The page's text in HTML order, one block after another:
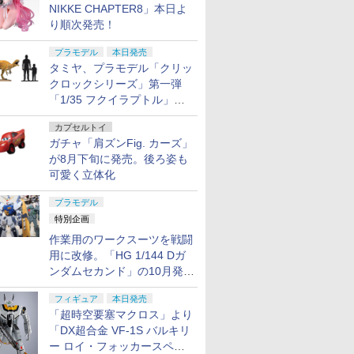
NIKKE CHAPTER8」本日よ
り順次発売！
プラモデル 本日発売
タミヤ、プラモデル「クリッ
クロックシリーズ」第一弾
「1/35 フクイラプトル」本
日発売！
カプセルトイ
ガチャ「肩ズンFig. カーズ」
が8月下旬に発売。後ろ姿も
可愛く立体化
プラモデル
特別企画
作業用のワークスーツを戦闘
用に改修。「HG 1/144 Dガ
ンダムセカンド」の10月発送
分が予約受付中【ガンダムベ
ース撮り下ろし】
フィギュア 本日発売
「超時空要塞マクロス」より
「DX超合金 VF-1S バルキリ
ー ロイ・フォッカースペシ